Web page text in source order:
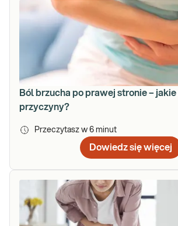
Ból brzucha po prawej stronie –
przyczyny?
Przeczytasz w 6 minut
Dowiedz się więcej